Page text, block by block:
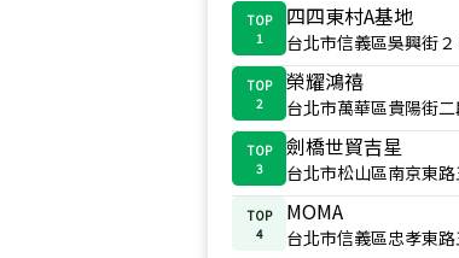
TOP
1
四四東村A基地
台北市信義區吳興街
TOP
2
榮耀鴻禧
台北市萬華區貴陽街
TOP
3
劍橋世貿吉星
台北市松山區南京東
TOP
4
MOMA
台北市信義區忠孝東